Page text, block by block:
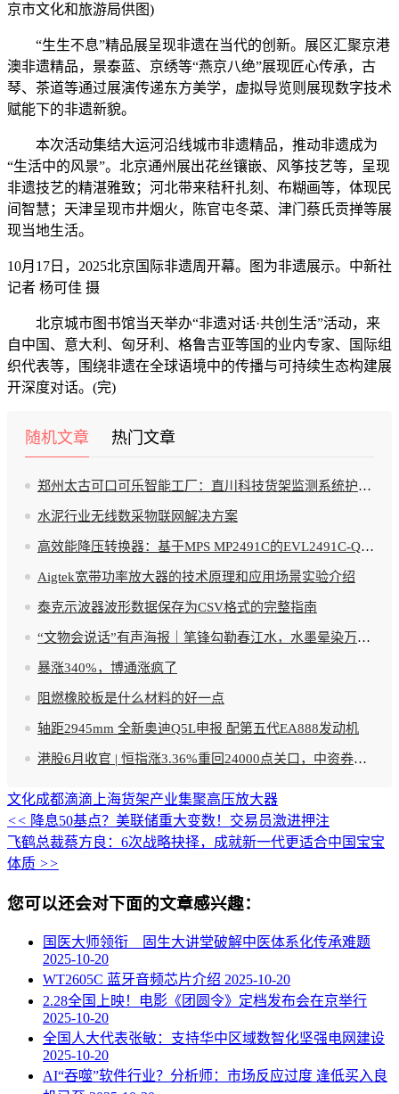
京市文化和旅游局供图)
“生生不息”精品展呈现非遗在当代的创新。展区汇聚京港
澳非遗精品，景泰蓝、京绣等“燕京八绝”展现匠心传承，古
琴、茶道等通过展演传递东方美学，虚拟导览则展现数字技术
赋能下的非遗新貌。
本次活动集结大运河沿线城市非遗精品，推动非遗成为
“生活中的风景”。北京通州展出花丝镶嵌、风筝技艺等，呈现
非遗技艺的精湛雅致；河北带来秸秆扎刻、布糊画等，体现民
间智慧；天津呈现市井烟火，陈官屯冬菜、津门蔡氏贡掸等展
现当地生活。
10月17日，2025北京国际非遗周开幕。图为非遗展示。中新社
记者 杨可佳 摄
北京城市图书馆当天举办“非遗对话·共创生活”活动，来
自中国、意大利、匈牙利、格鲁吉亚等国的业内专家、国际组
织代表等，围绕非遗在全球语境中的传播与可持续生态构建展
开深度对话。(完)
随机文章 热门文章
郑州太古可口可乐智能工厂：直川科技货架监测系统护航绿色生产新标杆
水泥行业无线数采物联网解决方案
高效能降压转换器：基于MPS MP2491C的EVL2491C-QB-00A评估板详解
Aigtek宽带功率放大器的技术原理和应用场景实验介绍
泰克示波器波形数据保存为CSV格式的完整指南
“文物会说话”有声海报｜笔锋勾勒春江水，水墨晕染万重山
暴涨340%，博通涨疯了
阻燃橡胶板是什么材料的好一点
轴距2945mm 全新奥迪Q5L申报 配第五代EA888发动机
港股6月收官 | 恒指涨3.36%重回24000点关口，中资券商股爆发，新消费多只个股创新高
文化成都滴滴 上海货架产业集聚高压放大器
<< 降息50基点？美联储重大变数！交易员激进押注
飞鹤总裁蔡方良：6次战略抉择，成就新一代更适合中国宝宝
体质 >>
您可以还会对下面的文章感兴趣：
国医大师领衔 固生大讲堂破解中医体系化传承难题
2025-10-20
WT2605C 蓝牙音频芯片介绍 2025-10-20
2.28全国上映！电影《团圆令》定档发布会在京举行
2025-10-20
全国人大代表张敏：支持华中区域数智化坚强电网建设
2025-10-20
AI“吞噬”软件行业？分析师：市场反应过度 逢低买入良